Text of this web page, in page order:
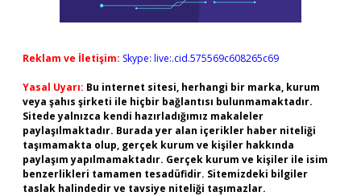
Reklam ve İletişim: Skype: live:.cid.575569c608265c69
Yasal Uyarı: Bu internet sitesi, herhangi bir marka, kurum
veya şahıs şirketi ile hiçbir bağlantısı bulunmamaktadır.
Sitede yalnızca kendi hazırladığımız makaleler
paylaşılmaktadır. Burada yer alan içerikler haber niteliği
taşımamakta olup, gerçek kurum ve kişiler hakkında
paylaşım yapılmamaktadır. Gerçek kurum ve kişiler ile isim
benzerlikleri tamamen tesadüfidir. Sitemizdeki bilgiler
taslak halindedir ve tavsiye niteliği taşımazlar.